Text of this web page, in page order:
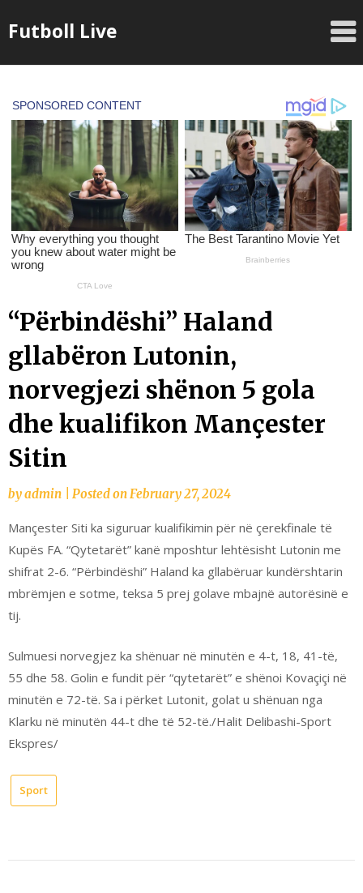
toFutboll Live
“Përbindëshi” Haland
gllabëron Lutonin,
norvegjezi shënon 5 gola
dhe kualifikon Mançester
Sitin
byadmin Posted onFebruary 27, 2024
Mançester Siti ka siguruar kualifikimin për në çerekfinale të
Kupës FA. “Qytetarët” kanë mposhtur lehtësisht Lutonin me
shifrat 2-6. “Përbindëshi” Haland ka gllabëruar kundërshtarin
mbrëmjen e sotme, teksa 5 prej golave mbajnë autorësinë e
tij.
Sulmuesi norvegjez ka shënuar në minutën e 4-t, 18, 41-të,
55 dhe 58. Golin e fundit për “qytetarët” e shënoi Kovaçiçi në
minutën e 72-të. Sa i përket Lutonit, golat u shënuan nga
Klarku në minutën 44-t dhe të 52-të./Halit Delibashi-Sport
Ekspres/
Sport